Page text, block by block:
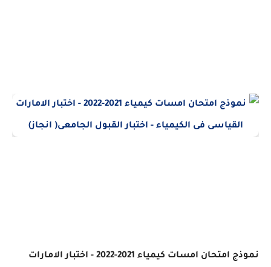
نموذج امتحان امسات كيمياء 2021-2022 - اختبار الامارات